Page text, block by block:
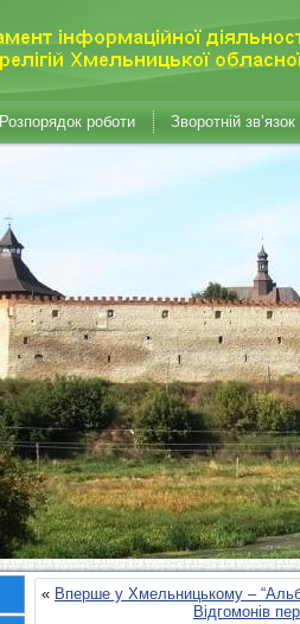
Розпорядок роботи Зворотній зв’язок
« Вперше у Хмельницькому –
Відгомонів